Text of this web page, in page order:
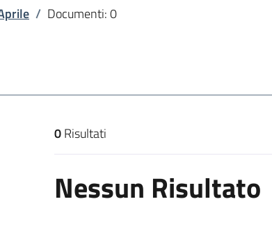
/ Documenti: 0
Risultati di ricerca
0Risultati
Nessun Risultato